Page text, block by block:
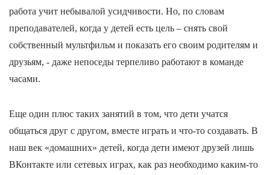
работа учит небывалой усидчивости. Но, по словам
преподавателей, когда у детей есть цель – снять свой
собственный мультфильм и показать его своим родителям и
друзьям, - даже непоседы терпеливо работают в команде
часами.
Еще один плюс таких занятий в том, что дети учатся
общаться друг с другом, вместе играть и что-то создавать. В
наш век «домашних» детей, когда дети имеют друзей лишь
ВКонтакте или сетевых играх, как раз необходимо каким-то